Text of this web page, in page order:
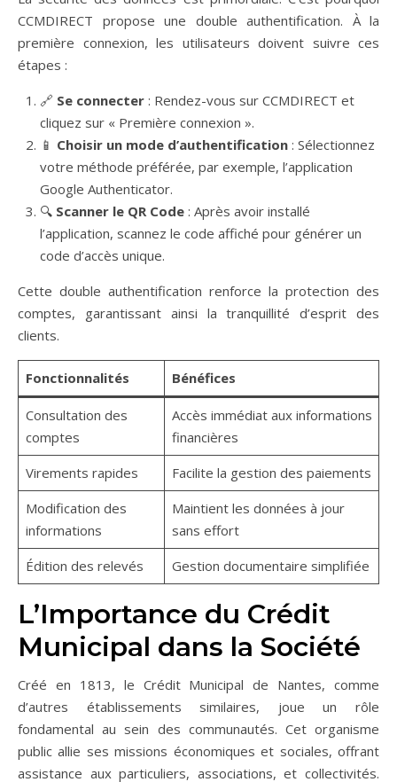
CCMDIRECT propose une double authentification. À la
première connexion, les utilisateurs doivent suivre ces
étapes :
🔗 Se connecter : Rendez-vous sur CCMDIRECT et
cliquez sur « Première connexion ».
📱 Choisir un mode d’authentification : Sélectionnez
votre méthode préférée, par exemple, l’application
Google Authenticator.
🔍 Scanner le QR Code : Après avoir installé
l’application, scannez le code affiché pour générer un
code d’accès unique.
Cette double authentification renforce la protection des
comptes, garantissant ainsi la tranquillité d’esprit des
clients.
Fonctionnalités Bénéfices
Consultation des
comptes
Accès immédiat aux informations
financières
Virements rapides
Facilite la gestion des paiements
Modification des
informations
Maintient les données à jour
sans effort
Édition des relevés
Gestion documentaire simplifiée
L’Importance du Crédit
Municipal dans la Société
Créé en 1813, le Crédit Municipal de Nantes, comme
d’autres établissements similaires, joue un rôle
fondamental au sein des communautés. Cet organisme
public allie ses missions économiques et sociales, offrant
assistance aux particuliers, associations, et collectivités.